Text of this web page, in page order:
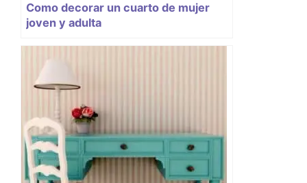
Como decorar un cuarto de mujer
joven y adulta